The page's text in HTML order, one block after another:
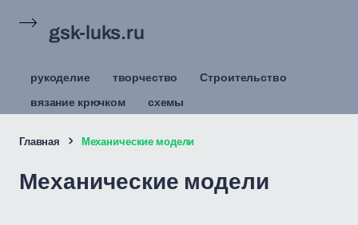
gsk-luks.ru
рукоделие творчество
Строительство
вязание крючком
схемы
Главная Механические модели
Механические модели